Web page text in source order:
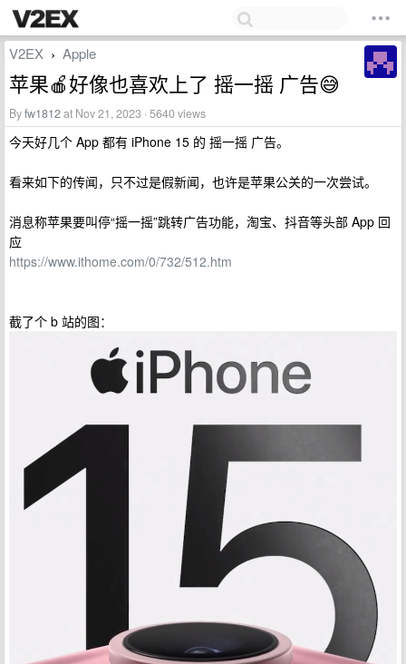
V2EX › Apple
苹果🍎好像也喜欢上了 摇一摇 广告😅
Byfw1812at Nov 21, 2023 · 5640 views
今天好几个 App 都有 iPhone 15 的 摇一摇 广告。
看来如下的传闻，只不过是假新闻，也许是苹果公关的一次尝试。
消息称苹果要叫停“摇一摇”跳转广告功能，淘宝、抖音等头部 App 回
应
https://www.ithome.com/0/732/512.htm
截了个 b 站的图：